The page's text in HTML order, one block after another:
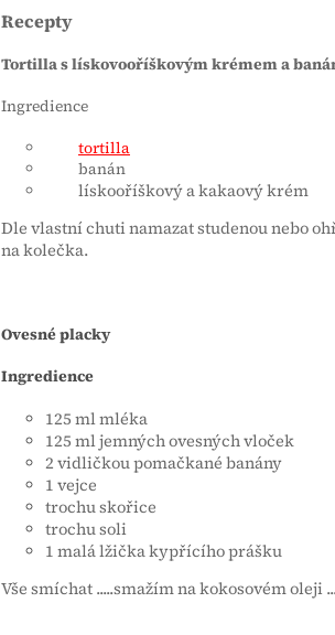
Recepty
Tortilla s lískovooříškovým krémem a
Ingredience
tortilla
banán
lískooříškový a kakaový krém
Dle vlastní chuti namazat studenou nebo
na kolečka.
Ovesné placky
Ingredience
125 ml mléka
125 ml jemných ovesných vloček
2 vidličkou pomačkané banány
1 vejce
trochu skořice
trochu soli
1 malá lžička kypřícího prášku
Vše smíchat .....smažím na kokosovém oleji